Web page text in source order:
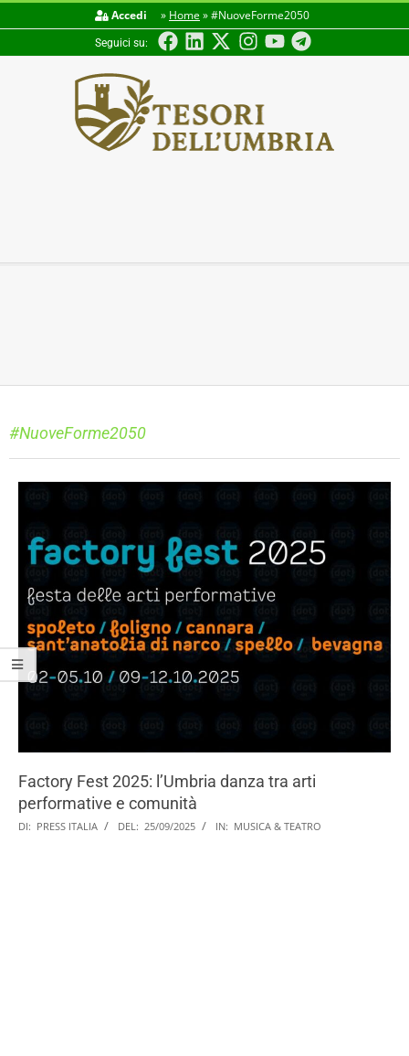
Accedi » Home »#NuoveForme2050
Seguici su:
#NuoveForme2050
Factory Fest 2025: l’Umbria danza tra arti
performative e comunità
DI: PRESS ITALIA DEL: 25/09/2025 IN: MUSICA & TEATRO